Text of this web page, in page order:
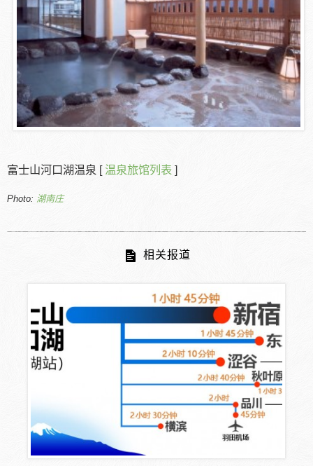
富士山河口湖温泉 [ 温泉旅馆列表 ]
Photo: 湖南庄
相关报道